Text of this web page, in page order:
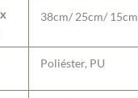
38cm/ 25cm/ 15cm
Poliéster, PU